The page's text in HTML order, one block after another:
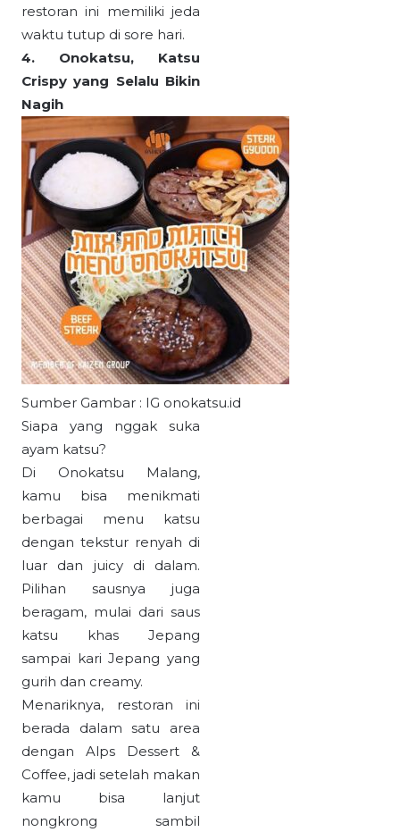
restoran ini memiliki jeda
waktu tutup di sore hari.
4. Onokatsu, Katsu
Crispy yang Selalu Bikin
Nagih
Sumber Gambar : IG onokatsu.id
Siapa yang nggak suka
ayam katsu?
Di Onokatsu Malang,
kamu bisa menikmati
berbagai menu katsu
dengan tekstur renyah di
luar dan juicy di dalam.
Pilihan sausnya juga
beragam, mulai dari saus
katsu khas Jepang
sampai kari Jepang yang
gurih dan creamy.
Menariknya, restoran ini
berada dalam satu area
dengan Alps Dessert &
Coffee, jadi setelah makan
kamu bisa lanjut
nongkrong sambil